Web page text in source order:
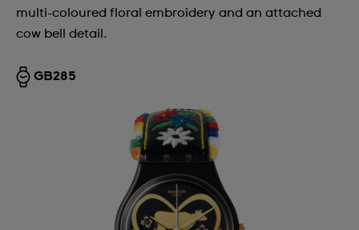
multi-coloured floral embroidery and an attached
cow bell detail.
GB285